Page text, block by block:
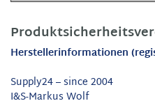
Herstellerinformationen
Supply24 – since 2004
I&S-Markus Wolf